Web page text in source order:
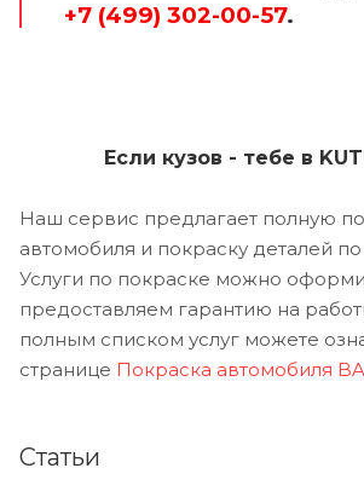
+7 (499) 302-00-57.
Если кузов - тебе в
Наш сервис предлагает полную
автомобиля и покраску деталей по
Услуги по покраске можно
предоставляем гарантию на
полным списком услуг можете
странице Покраска автомобиля
Статьи